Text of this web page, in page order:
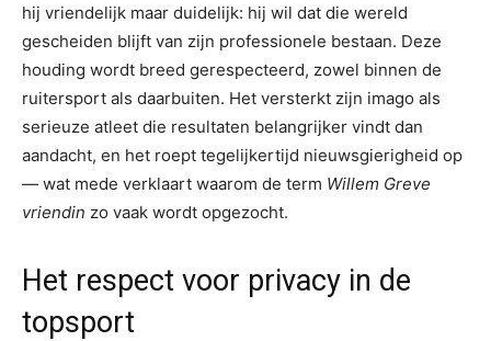
hij vriendelijk maar duidelijk: hij wil dat die wereld
gescheiden blijft van zijn professionele bestaan. Deze
houding wordt breed gerespecteerd, zowel binnen de
ruitersport als daarbuiten. Het versterkt zijn imago als
serieuze atleet die resultaten belangrijker vindt dan
aandacht, en het roept tegelijkertijd nieuwsgierigheid op
— wat mede verklaart waarom de term Willem Greve
vriendin zo vaak wordt opgezocht.
Het respect voor privacy in de
topsport